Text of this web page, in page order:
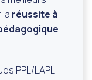
réussite à
PPL/LAPL